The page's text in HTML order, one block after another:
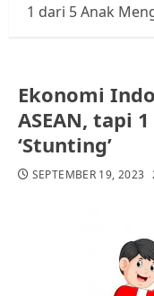
1 dari 5 Anak
Ekonomi
ASEAN, tapi
‘Stunting’
SEPTEMBER 19, 2023